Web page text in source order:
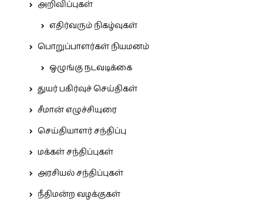
அறிவிப்புகள்
எதிர்வரும் நிகழ்வுகள்
பொறுப்பாளர்கள் நியமனம்
ஒழுங்கு நடவடிக்கை
துயர் பகிர்வுச் செய்திகள்
சீமான் எழுச்சியுரை
செய்தியாளர் சந்திப்பு
மக்கள் சந்திப்புகள்
அரசியல் சந்திப்புகள்
நீதிமன்ற வழக்குகள்